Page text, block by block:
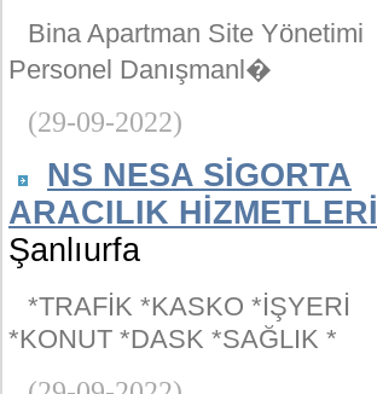
Bina Apartman Site Yönetimi
Personel Danışmanl�
(29-09-2022)
NS NESA SİGORTA
ARACILIK HİZMETLERİ
Şanlıurfa
*TRAFİK *KASKO *İŞYERİ
*KONUT *DASK *SAĞLIK *